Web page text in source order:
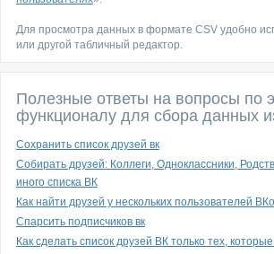
Для просмотра данных в формате CSV удобно
или другой табличный редактор.
Полезные ответы на вопросы по
функционалу для сбора данных
Сохранить список друзей вк
Собирать друзей: Коллеги, Одноклассники,
иного списка ВК
Как найти друзей у нескольких пользователей
Спарсить подписчиков вк
Как сделать список друзей ВК только тех,